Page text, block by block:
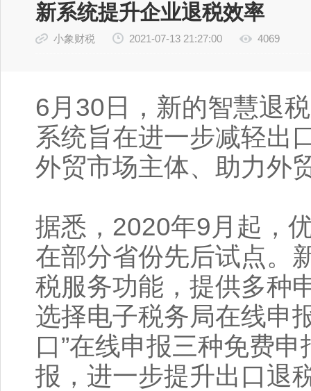
新系统提升企业退税效率
小象财税 2021-07-13 21:27:00 4069
6月30日，新的智慧退
系统旨在进一步减轻出
外贸市场主体、助力外
据悉，2020年9月起，
在部分省份先后试点。
税服务功能，提供多种
选择电子税务局在线申
口”在线申报三种免费
报，进一步提升出口退